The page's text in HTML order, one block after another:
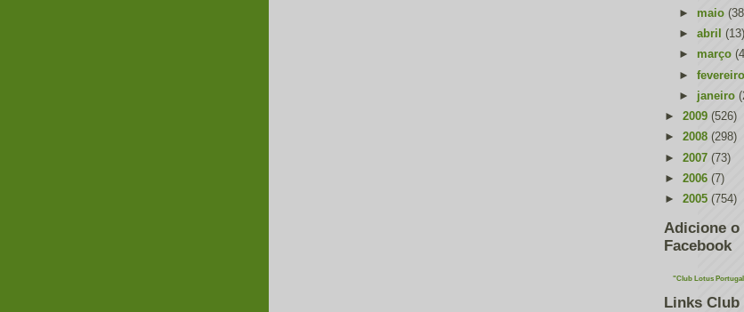
► maio
► abril (13)
► março
► fevereiro
► janeiro
► 2009 (526)
► 2008 (298)
► 2007 (73)
► 2006 (7)
► 2005 (754)
Adicione o
Facebook
"Club Lotus
Links